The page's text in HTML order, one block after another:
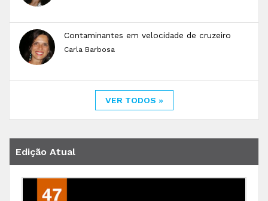
Contaminantes em velocidade de cruzeiro
Carla Barbosa
VER TODOS »
Edição Atual